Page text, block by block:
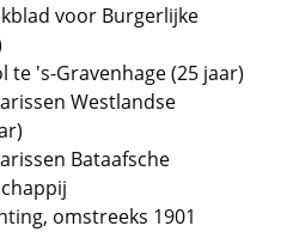
voor Burgerlijke
's-Gravenhage (25 jaar)
Westlandse
Bataafsche
omstreeks 1901